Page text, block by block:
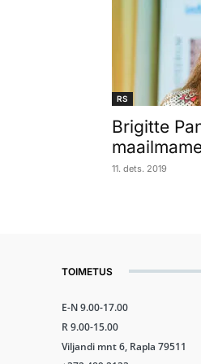
RS
Brigitte
11. dets. 2019
TOIMETUS
E-N 9.00-17.00
R 9.00-15.00
Viljandi mnt 6, Rapla 79511